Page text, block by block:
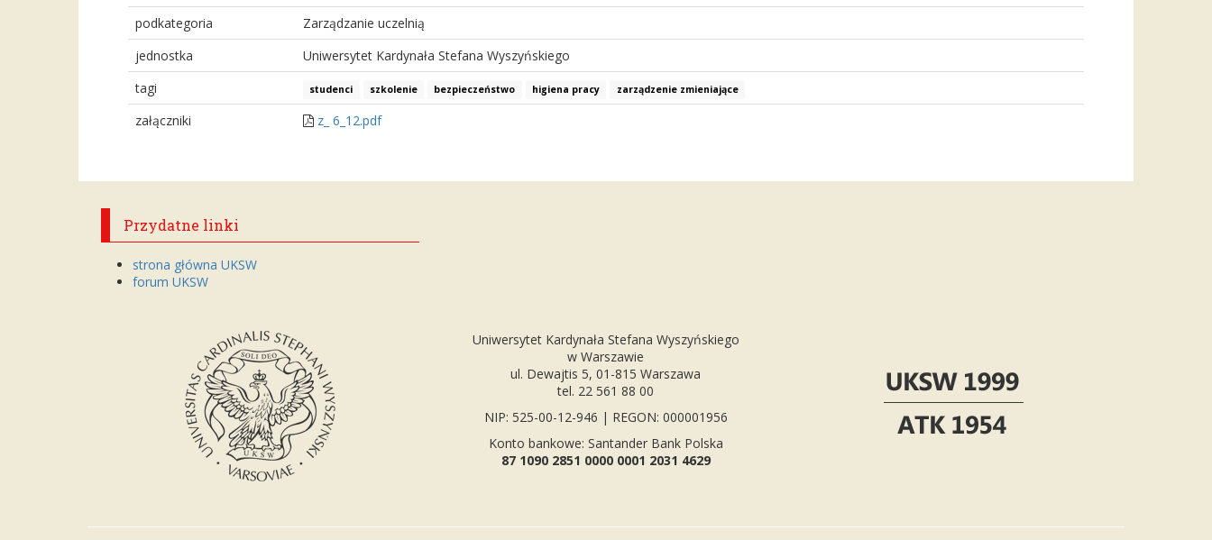
podkategoria
Zarządzanie uczelnią
jednostka
Uniwersytet Kardynała Stefana Wyszyńskiego
tagi
studenci szkolenie bezpieczeństwo higiena pracy zarządzenie zmieniające
załączniki z_ 6_12.pdf
Przydatne linki
strona główna UKSW
forum UKSW
Uniwersytet Kardynała Stefana Wyszyńskiego
w Warszawie
ul. Dewajtis 5, 01-815 Warszawa
tel. 22 561 88 00
NIP: 525-00-12-946 | REGON: 000001956
Konto bankowe: Santander Bank Polska
87 1090 2851 0000 0001 2031 4629